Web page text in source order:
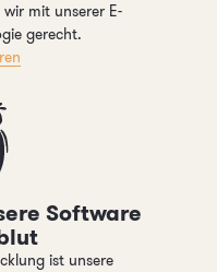
mit unserer E-
gerecht.
Software
ist unsere